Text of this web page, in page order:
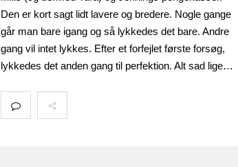
Den er kort sagt lidt lavere og bredere. Nogle gange
går man bare igang og så lykkedes det bare. Andre
gang vil intet lykkes. Efter et forfejlet første forsøg,
lykkedes det anden gang til perfektion. Alt sad lige…